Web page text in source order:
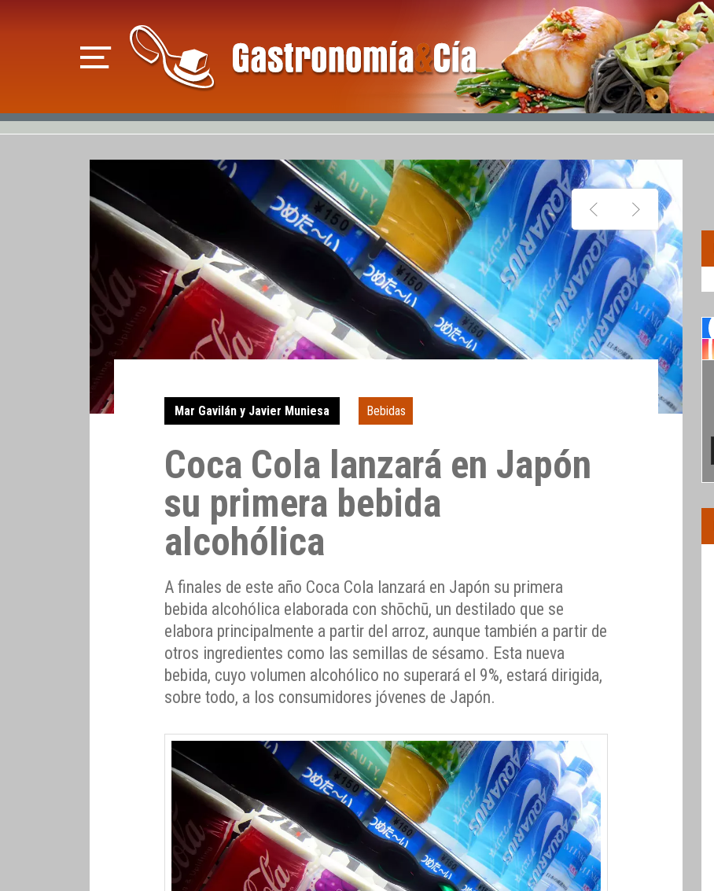
Mar Gavilán y Javier Muniesa Bebidas
Coca Cola lanzará en Japón
su primera bebida
alcohólica
A finales de este año Coca Cola lanzará en Japón su primera
bebida alcohólica elaborada con shōchū, un destilado que se
elabora principalmente a partir del arroz, aunque también a partir de
otros ingredientes como las semillas de sésamo. Esta nueva
bebida, cuyo volumen alcohólico no superará el 9%, estará dirigida,
sobre todo, a los consumidores jóvenes de Japón.